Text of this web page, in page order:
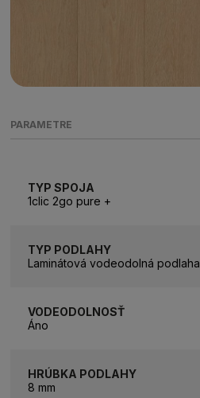
PARAMETRE
TYP SPOJA
1clic 2go pure +
TYP PODLAHY
Laminátová vodeodolná podlaha
VODEODOLNOSŤ
Áno
HRÚBKA PODLAHY
8 mm